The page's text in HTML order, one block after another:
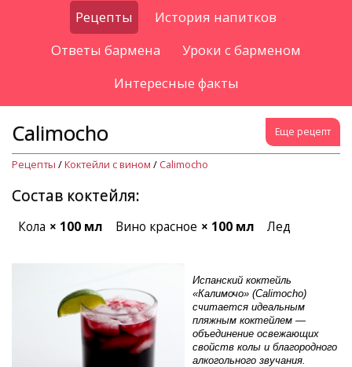
Рецепты
История напитков
Ответы бармена
Уроки с барменом
Интересные факты
Еще рецепт
Calimocho
Рецепты /Коктейли с вином / Calimocho
Состав коктейля:
Кола × 100 мл Вино красное × 100 мл Лед
Испанский коктейль
«Калимочо» (Calimocho)
считается идеальным
пляжным коктейлем —
объединение освежающих
свойств колы и благородного
алкогольного звучания.